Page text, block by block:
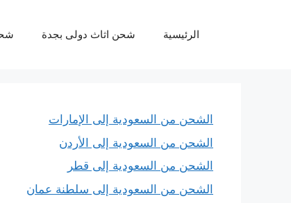
الرئيسية شحن اثاث دولى بجدة
الشحن من السعودية إلى الإمارات
الشحن من السعودية إلى الأردن
الشحن من السعودية إلى قطر
الشحن من السعودية إلى سلطنة عمان